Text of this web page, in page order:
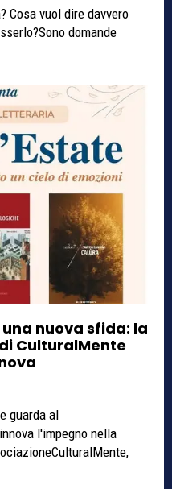
Cosa vuol dire davvero
domande
nuova sfida: la
CulturalMente
guarda al
l'impegno nella